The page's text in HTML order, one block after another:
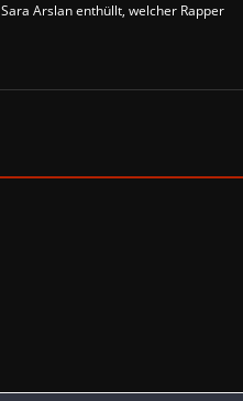
Arslan enthüllt, welcher Rapper